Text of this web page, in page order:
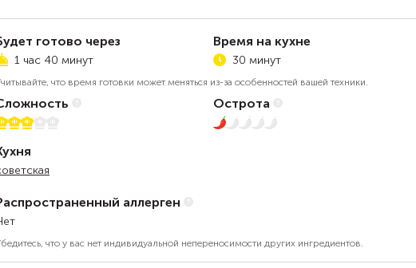
готово через
1 час 40 минут
Время на кухне
30 минут
что время готовки может меняться из-за особенностей вашей техники.
из 5
Острота
1 из 5
аллерген
что у вас нет индивидуальной непереносимости других ингредиентов.